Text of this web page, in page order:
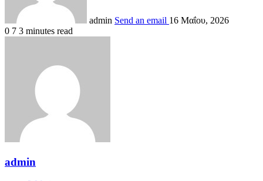
admin Send an email 16 Μαΐου, 2026
0 7 3 minutes read
admin